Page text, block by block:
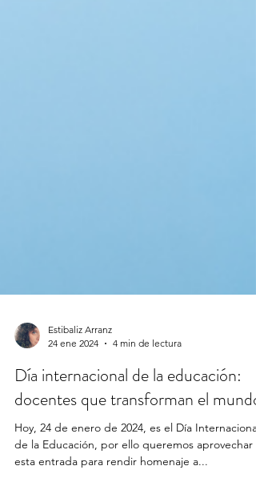
24 ene 2024
4 min de lectura
Día internacional de la educación:
docentes que transforman el mundo.
Hoy, 24 de enero de 2024, es el Día Internacional
de la Educación, por ello queremos aprovechar